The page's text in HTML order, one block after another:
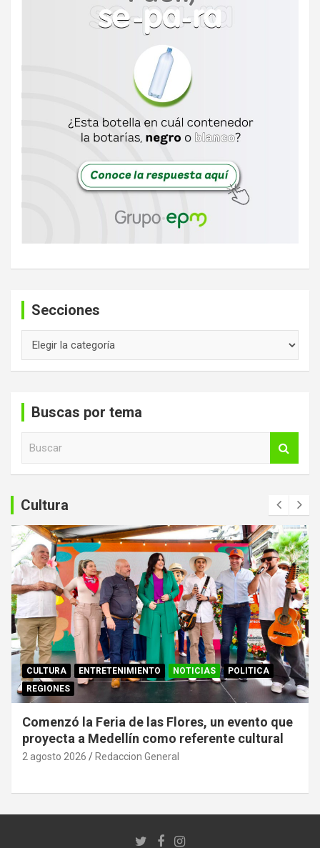
Secciones
Buscas por tema
a
r
Cultura
CULTURA ENTRETENIMIENTO NOTICIAS
POLITICA
REGIONES
Comenzó la Feria de las Flores, un evento que
proyecta a Medellín como referente cultural
2 agosto 2026 Redaccion General